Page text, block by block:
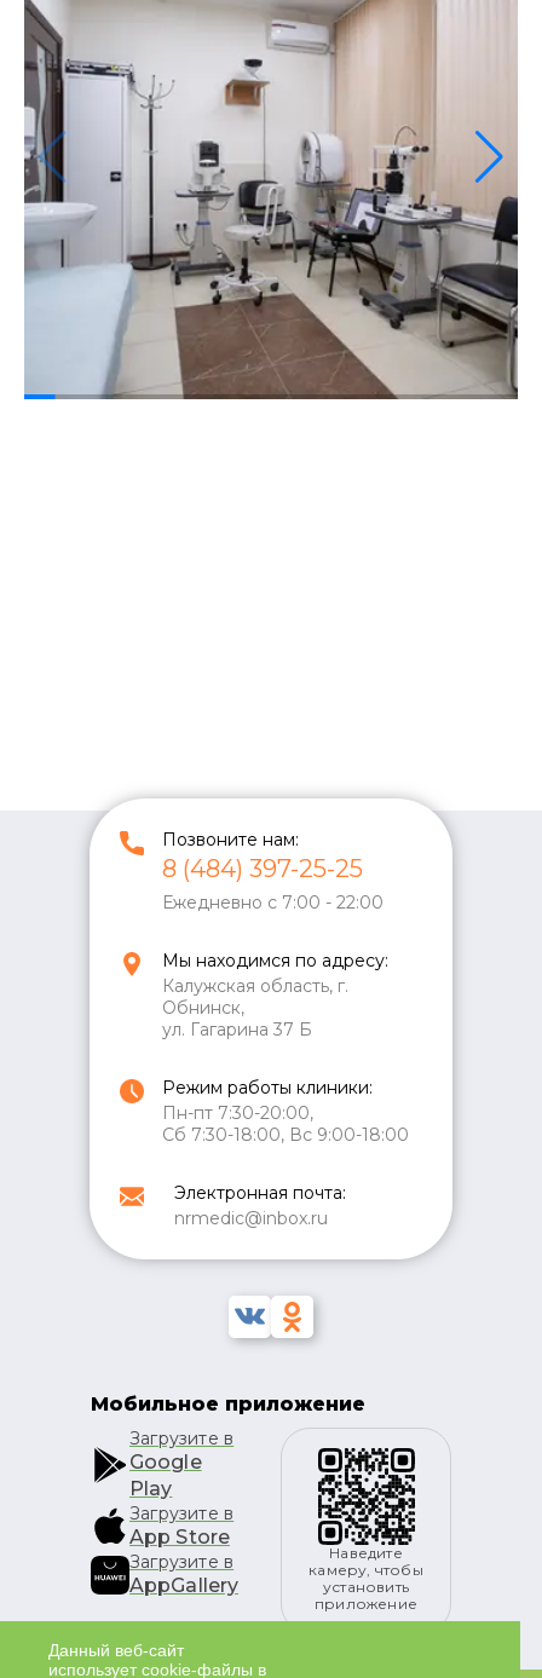
Позвоните нам:
8 (484) 397-25-25
Ежедневно с 7:00 - 22:00
Мы находимся по адресу:
Калужская область, г.
Обнинск,
ул. Гагарина 37 Б
Режим работы клиники:
Пн-пт 7:30-20:00,
Сб 7:30-18:00, Вс 9:00-18:00
Электронная почта:
nrmedic@inbox.ru
Мобильное приложение
Загрузите в
Google
Play
Загрузите в
App Store
Загрузите в
AppGallery
Наведите
камеру, чтобы
установить
приложение
Данный веб-сайт
использует cookie-файлы в